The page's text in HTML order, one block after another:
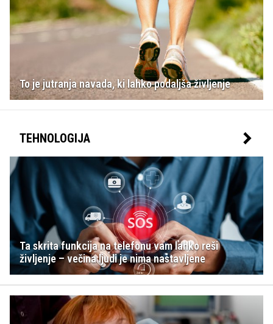
To je jutranja navada, ki lahko podaljša življenje
TEHNOLOGIJA
Ta skrita funkcija na telefonu vam lahko reši
življenje – večina ljudi je nima nastavljene